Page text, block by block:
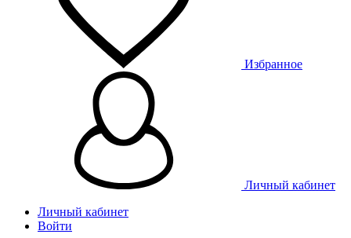
Избранное
Личный кабинет
Личный кабинет
Войти